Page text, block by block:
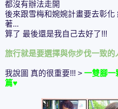
都沒有辦法走開
後來跟雪梅和婉婉計畫要去彰
著...
算了 最後還是我自己去好了!!!
旅行就是要選擇與你步伐一致
我說圖 真的很重要!!! > 一雙腳
篇♥